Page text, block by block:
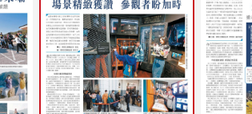
A18：體育
A19：愛漫遊
A20：文匯園
A21：國際